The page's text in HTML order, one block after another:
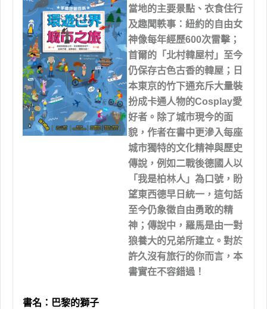
當地的主要景點、衣食住行
及趣聞軼事：紐約的自由女
神像每年經歷600次雷擊；
首爾的「北村韓屋村」至今
仍保存古色古香的韓屋；日
本東京的竹下通充斥大量裝
扮成卡通人物的Cosplay愛
好者。除了城市現今的面
貌，作者在書中更滲入每座
城市獨特的文化精神與歷史
傳說，例如二戰後德國人以
「我是柏林人」為口號，盼
望東西德早日統一，這句話
至今仍象徵自由勇敢的精
神；傳說中，羅馬是由一對
狼養大的兄弟所建立。對於
許久沒有旅行的你而言，本
書實在不容錯過！
書名： 巴黎的獅子